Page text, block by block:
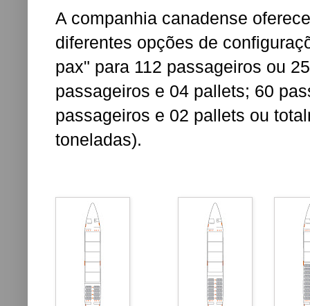
A companhia canadense
diferentes opções de
pax" para 112 passageiros ou
passageiros e 04 pallets; 60
passageiros e 02 pallets ou
toneladas).